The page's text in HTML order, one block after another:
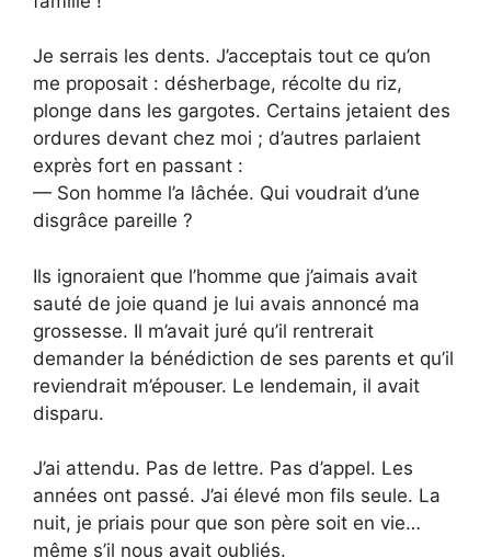
Je serrais les dents. J’acceptais tout ce qu’on
me proposait : désherbage, récolte du riz,
plonge dans les gargotes. Certains jetaient des
ordures devant chez moi ; d’autres parlaient
exprès fort en passant :
— Son homme l’a lâchée. Qui voudrait d’une
disgrâce pareille ?
Ils ignoraient que l’homme que j’aimais avait
sauté de joie quand je lui avais annoncé ma
grossesse. Il m’avait juré qu’il rentrerait
demander la bénédiction de ses parents et qu’il
reviendrait m’épouser. Le lendemain, il avait
disparu.
J’ai attendu. Pas de lettre. Pas d’appel. Les
années ont passé. J’ai élevé mon fils seule. La
nuit, je priais pour que son père soit en vie…
même s’il nous avait oubliés.